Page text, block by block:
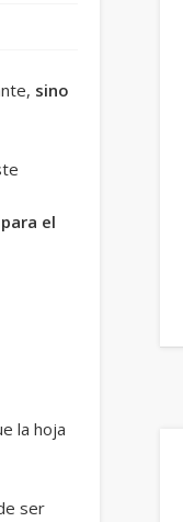
sino
el
la hoja
ser